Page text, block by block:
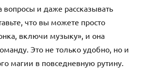
вопросы и даже рассказывать
что вы можете просто
включи музыку», и она
Это не только удобно, но и
магии в повседневную рутину.